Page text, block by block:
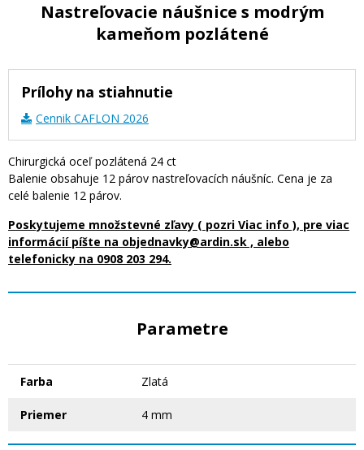
Nastreľovacie náušnice s modrým
kameňom pozlátené
Prílohy na stiahnutie
Cennik CAFLON 2026
Chirurgická oceľ pozlátená 24 ct
Balenie obsahuje 12 párov nastreľovacích náušníc. Cena je za
celé balenie 12 párov.
Poskytujeme množstevné zľavy ( pozri Viac info ), pre viac
informácií píšte na objednavky@ardin.sk , alebo
telefonicky na 0908 203 294.
Parametre
Farba Zlatá
Priemer 4 mm